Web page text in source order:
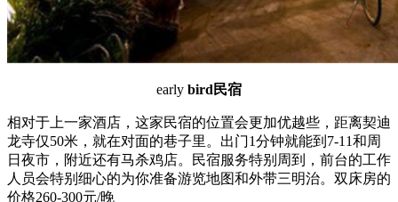
early bird民宿
相对于上一家酒店，这家民宿的位置会更加优越些，距离契迪
龙寺仅50米，就在对面的巷子里。出门1分钟就能到7-11和周
日夜市，附近还有马杀鸡店。民宿服务特别周到，前台的工作
人员会特别细心的为你准备游览地图和外带三明治。双床房的
价格260-300元/晚